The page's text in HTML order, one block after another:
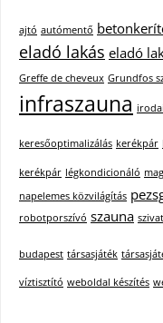
ajtó autómentő
eladó lakás eladó
Greffe de cheveux Grundfos
infraszauna
keresőoptimalizálás kerékpár
kerékpár légkondicionáló
napelemes közvilágítás
robotporszívó szauna
budapest társasjáték
víztisztító weboldal készítés